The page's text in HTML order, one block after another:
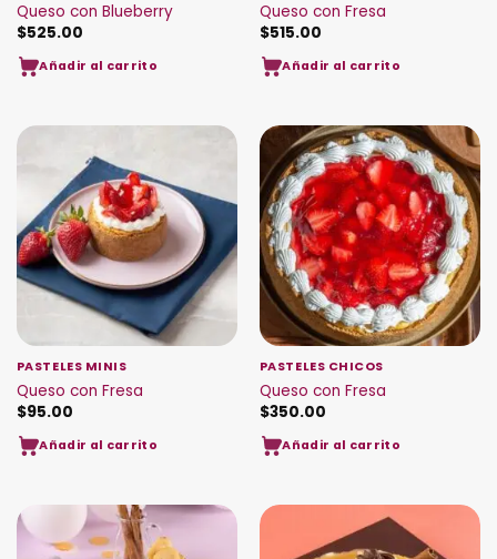
Queso con Blueberry
$525.00
Añadir al carrito
Queso con Fresa
$515.00
Añadir al carrito
PASTELES MINIS
Queso con Fresa
$95.00
Añadir al carrito
PASTELES CHICOS
Queso con Fresa
$350.00
Añadir al carrito